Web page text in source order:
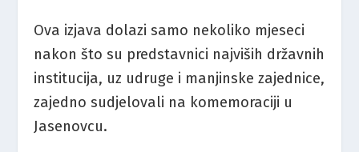
Ova izjava dolazi samo nekoliko mjeseci
nakon što su predstavnici najviših državnih
institucija, uz udruge i manjinske zajednice,
zajedno sudjelovali na komemoraciji u
Jasenovcu.